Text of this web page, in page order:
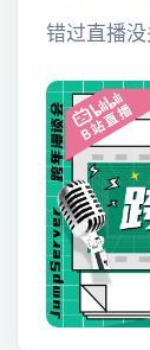
错过直播